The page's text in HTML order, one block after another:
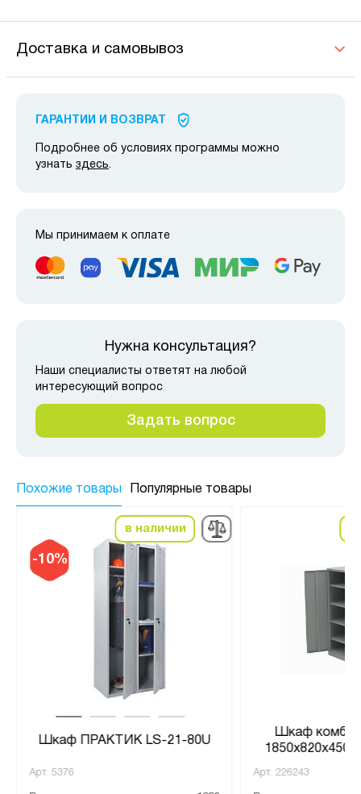
Доставка и самовывоз
ГАРАНТИИ И ВОЗВРАТ
Подробнее об условиях программы можно
узнать здесь.
Мы принимаем к оплате
Нужна консультация?
Наши специалисты ответят на любой
интересующий вопрос
Задать вопрос
Похожие товары Популярные товары
-10%
в наличии
Шкаф ПРАКТИК LS-21-80U
Арт. 5376
Шкаф
1850x820x450
Арт. 226243